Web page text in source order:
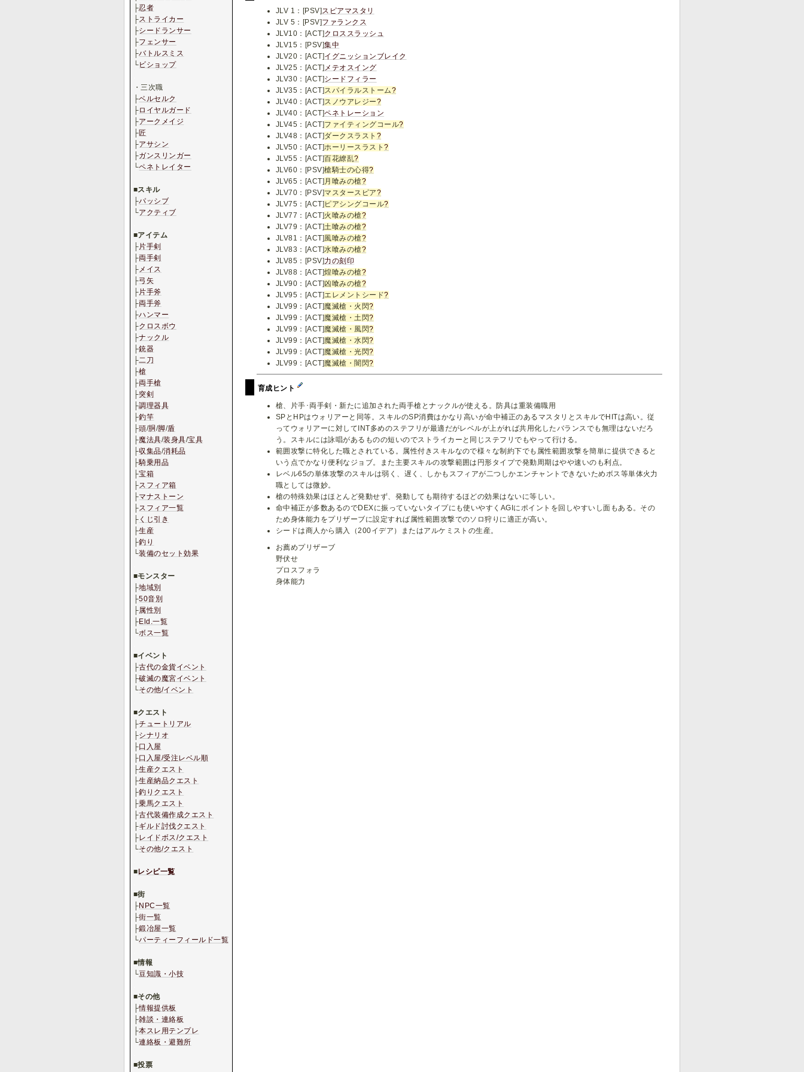
JLV 1：[PSV]スピアマスタリ
JLV 5：[PSV]ファランクス
JLV10：[ACT]クロススラッシュ
JLV15：[PSV]集中
JLV20：[ACT]イグニッションブレイク
JLV25：[ACT] メテオスイング
JLV30：[ACT]シードフィラー
JLV35：[ACT]スパイラルストーム?
JLV40：[ACT]スノウアレジー?
JLV40：[ACT]ペネトレーション
JLV45：[ACT]ファイティングコール?
JLV48：[ACT]ダークスラスト ?
JLV50：[ACT]ホーリースラスト?
JLV55：[ACT]百花繚乱?
JLV60：[PSV]槍騎士の心得?
JLV65：[ACT] 月喰みの槍?
JLV70：[PSV]マスタースピア?
JLV75：[ACT] ピアシングコール?
JLV77：[ACT]火喰みの槍?
JLV79：[ACT]土喰みの槍?
JLV81：[ACT]風喰みの槍?
JLV83：[ACT]水喰みの槍?
JLV85：[PSV]力の刻印
JLV88：[ACT]煌喰みの槍?
JLV90：[ACT]凶喰みの槍?
JLV95：[ACT]エレメントシード?
JLV99：[ACT]魔滅槍・火閃?
JLV99：[ACT]魔滅槍・土閃?
JLV99：[ACT]魔滅槍・風閃?
JLV99：[ACT]魔滅槍・水閃?
JLV99：[ACT]魔滅槍・光閃?
JLV99：[ACT]魔滅槍・闇閃?
育成ヒント
槍、片手･両手剣・新たに追加された両手槍とナックルが使える。防具は重装備職用
SPとHPはウォリアーと同等。スキルのSP消費はかなり高いが命中補正のあるマスタリとスキルでHITは高い。従
ってウォリアーに対してINT多めのステフリが最適だがレベルが上がれば共用化したバランスでも無理はないだろ
う。スキルには詠唱があるものの短いのでストライカーと同じステフリでもやって行ける。
範囲攻撃に特化した職とされている。属性付きスキルなので様々な制約下でも属性範囲攻撃を簡単に提供できると
いう点でかなり便利なジョブ。また主要スキルの攻撃範囲は円形タイプで発動周期はやや速いのも利点。
レベル65の単体攻撃のスキルは弱く、遅く、しかもスフィアが二つしかエンチャントできないためボス等単体火力
職としては微妙。
槍の特殊効果はほとんど発動せず、発動しても期待するほどの効果はないに等しい。
命中補正が多数あるのでDEXに振っていないタイプにも使いやすくAGIにポイントを回しやすいし面もある。その
ため身体能力をプリザーブに設定すれば属性範囲攻撃でのソロ狩りに適正が高い。
シードは商人から購入（200イデア）またはアルケミストの生産。
お薦めプリザーブ
野伏せ
プロスフォラ
身体能力
├忍者
├ストライカー
├シードランサー
├フェンサー
├バトルスミス
└ビショップ
・三次職
├ベルセルク
├ロイヤルガード
├アークメイジ
├匠
├アサシン
├ガンスリンガー
└ペネトレイター
■スキル
├パッシブ
└アクティブ
■アイテム
├片手剣
├両手剣
├メイス
├弓矢
├片手斧
├両手斧
├ハンマー
├クロスボウ
├ナックル
├銃器
├二刀
├槍
├両手槍
├突剣
├調理器具
├釣竿
├頭/胴 /脚/盾
├魔法具/装身具/宝具
├収集品/消耗品
├騎乗用品
├宝箱
├スフィア箱
├マナストーン
├スフィア一覧
├ くじ引き
├生産
├釣り
└装備のセット効果
■モンスター
├地域別
├50音別
├属性別
├Eld.一覧
└ボス一覧
■イベント
├古代の金貨イベント
├破滅の魔宮イベント
└その他/イベント
■クエスト
├チュートリアル
├シナリオ
├口入屋
├口入屋/受注レベル順
├生産クエスト
├生産納品クエスト
├釣りクエスト
├乗馬クエスト
├古代装備作成クエスト
├ギルド討伐クエスト
├レイドボス/クエスト
└その他/クエスト
■レシピ一覧
■街
├NPC一覧
├街一覧
├鍛冶屋一覧
└パーティーフィールド一覧
■情報
└豆知識・小技
■その他
├情報提供板
├雑談・連絡板
├本スレ用テンプレ
└連絡板・避難所
■投票